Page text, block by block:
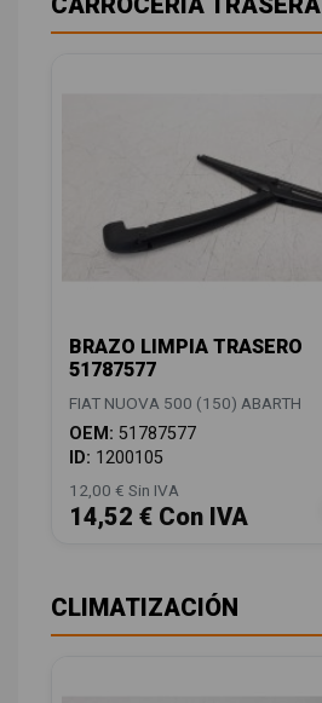
BRAZO LIMPIA TRASERO
51787577
FIAT NUOVA 500 (150) ABARTH
OEM: 51787577
ID: 1200105
12,00 € Sin IVA
14,52 € Con IVA
CLIMATIZACIÓN